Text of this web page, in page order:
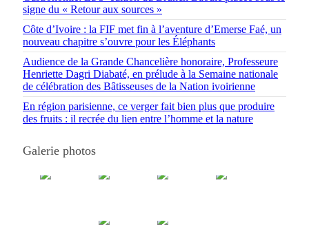
signe du « Retour aux sources »
Côte d’Ivoire : la FIF met fin à l’aventure d’Emerse Faé, un
nouveau chapitre s’ouvre pour les Éléphants
Audience de la Grande Chancelière honoraire, Professeure
Henriette Dagri Diabaté, en prélude à la Semaine nationale
de célébration des Bâtisseuses de la Nation ivoirienne
En région parisienne, ce verger fait bien plus que produire
des fruits : il recrée du lien entre l’homme et la nature
Galerie photos